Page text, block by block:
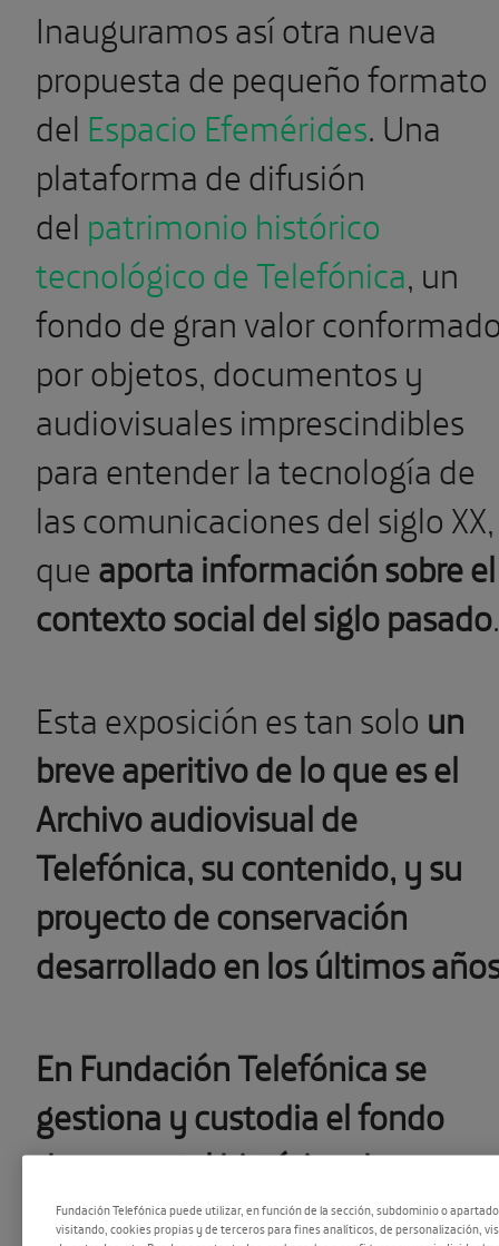
Inauguramos así otra nueva
propuesta de pequeño formato
del Espacio Efemérides. Una
plataforma de difusión
del patrimonio histórico
tecnológico de Telefónica, un
fondo de gran valor
por objetos, documentos y
audiovisuales imprescindibles
para entender la tecnología de
las comunicaciones del siglo XX,
queaporta información sobre el
contexto social del siglo pasado.
Esta exposición es tan solo un
breve aperitivo de lo que es el
Archivo audiovisual de
Telefónica, su contenido, y su
proyecto de conservación
desarrollado en los últimos
En Fundación Telefónica se
gestiona y custodia el fondo
documental histórico de
Telefónica.Un conjunto de
Fundación Telefónica puede utilizar, en función de la sección, subdominio o
visitando, cookies propias y de terceros para fines analíticos, de personalización,